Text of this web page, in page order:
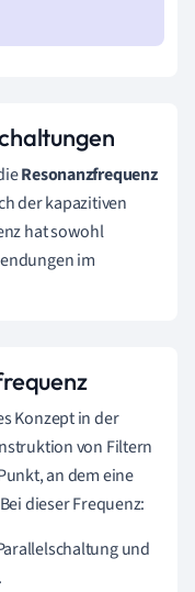
Resonanzfrequenz
der kapazitiven
hat sowohl
im
Konzept in der
von Filtern
an dem eine
dieser Frequenz:
und